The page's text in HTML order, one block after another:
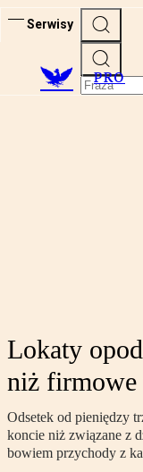
Serwisy
PRO
Lokaty
niż firmowe
Odsetek od pieniędzy
koncie niż związane z
bowiem przychody z